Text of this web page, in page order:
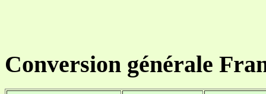
Conversion générale